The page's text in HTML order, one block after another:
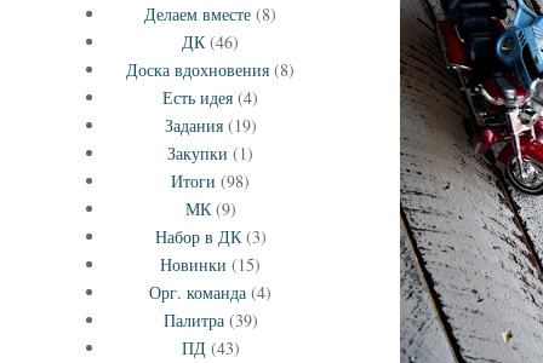
Делаем вместе (8)
ДК (46)
Доска вдохновения (8)
Есть идея (4)
Задания (19)
Закупки (1)
Итоги (98)
МК (9)
Набор в ДК (3)
Новинки (15)
Орг. команда (4)
Палитра (39)
ПД (43)